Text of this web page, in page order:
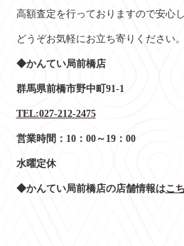
高額査定を行っておりますので安心
どうぞお気軽にお立ち寄りください。
◆かんてい局前橋店
群馬県前橋市野中町91-1
TEL:027-212-2475
営業時間：10：00～19：00
水曜定休
◆かんてい局前橋店の店舗情報はこ